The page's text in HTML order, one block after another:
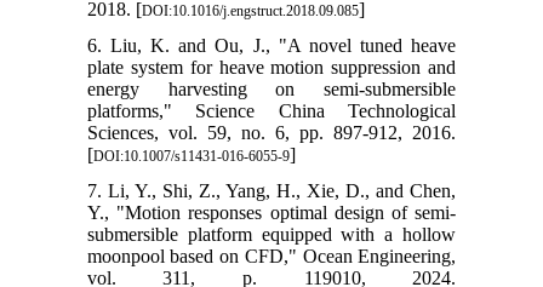
6. Liu, K.
plate
energy
Sciences,
7. Li, Y.,
Y.,
moonpool
vol.